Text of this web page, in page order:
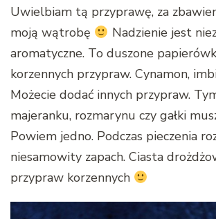
Uwielbiam tą przyprawę, za
moją wątrobę
Nadzienie jest
aromatyczne. To duszone
korzennych przypraw. Cynamon,
Możecie dodać innych przypraw.
majeranku, rozmarynu czy gałki
Powiem jedno. Podczas pieczenia
niesamowity zapach. Ciasta
przypraw korzennych